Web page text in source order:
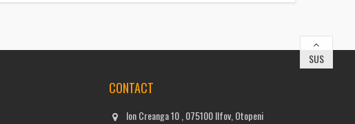
SUS
CONTACT
Ion Creanga 10 , 075100 Ilfov, Otopeni